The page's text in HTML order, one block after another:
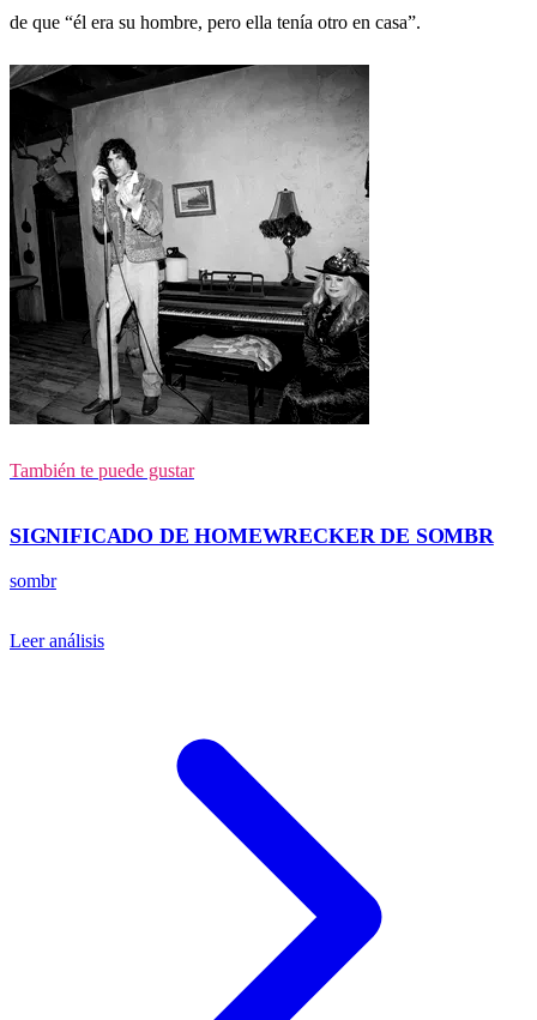
de que “él era su hombre, pero ella tenía otro en casa”.
También te puede gustar
SIGNIFICADO DE HOMEWRECKER DE SOMBR
sombr
Leer análisis